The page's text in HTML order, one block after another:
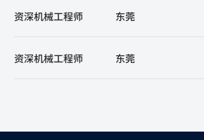
资深机械工程师 东莞
资深机械工程师 东莞